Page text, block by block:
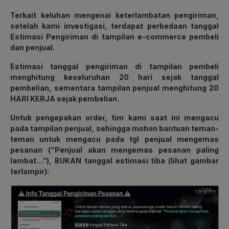
Terkait keluhan mengenai keterlambatan pengiriman,
setelah kami investigasi, terdapat perbedaan tanggal
Estimasi Pengiriman di tampilan e-commerce pembeli
dan penjual.
Estimasi tanggal pengiriman di tampilan pembeli
menghitung keseluruhan 20 hari sejak tanggal
pembelian, sementara tampilan penjual menghitung 20
HARI KERJA sejak pembelian.
Untuk pengepakan order, tim kami saat ini mengacu
pada tampilan penjual, sehingga mohon bantuan teman-
teman untuk mengacu pada tgl penjual mengemas
pesanan (“Penjual akan mengemas pesanan paling
lambat…”), BUKAN tanggal estimasi tiba (lihat gambar
terlampir):